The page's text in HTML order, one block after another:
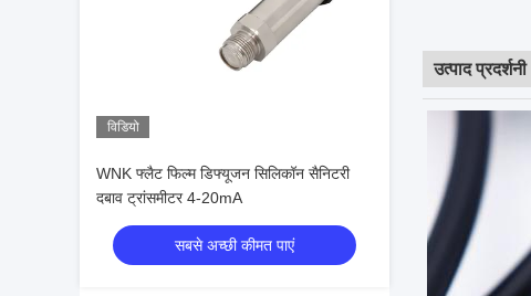
विडियो
WNK फ्लैट फिल्म डिफ्यूजन सिलिकॉन सैनिटरी
दबाव ट्रांसमीटर 4-20mA
सबसे अच्छी कीमत पाएं
उत्पाद प्रदर्शनी